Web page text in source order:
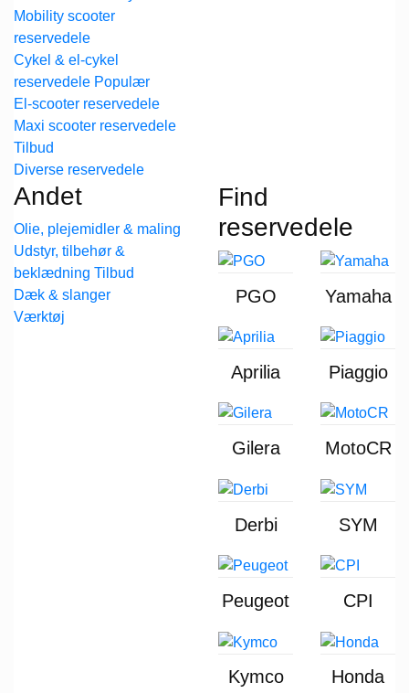
Mobility scooter
reservedele
Cykel & el-cykel
reservedele
El-scooter reservedele
Maxi scooter reservedele
Diverse reservedele
Andet
Olie, plejemidler & maling
Udstyr, tilbehør &
beklædning
Dæk & slanger
Værktøj
Find
reservedele
PGO Yamaha
Aprilia Piaggio
Gilera MotoCR
Derbi SYM
Peugeot CPI
Kymco Honda